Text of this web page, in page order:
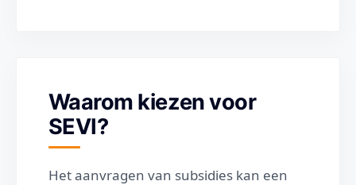
Waarom kiezen voor
SEVI?
Het aanvragen van subsidies kan een